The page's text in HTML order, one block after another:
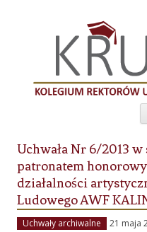
Kolegium
Uchwała Nr 6/2013
patronatem
działalności
Ludowego AWF
Uchwały archiwalne 21 maja